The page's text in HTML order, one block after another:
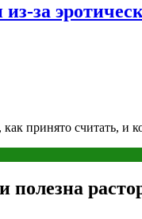
за
принято считать, и
полезна